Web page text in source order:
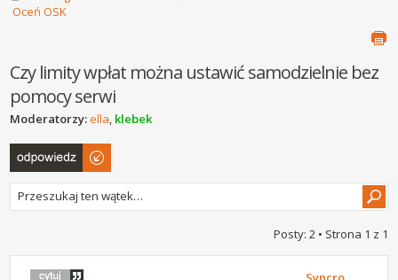
Oceń OSK
Czy limity wpłat można ustawić samodzielnie bez
pomocy serwi
Moderatorzy:ella, klebek
Odpowiedz
Posty: 2 • Strona 1 z 1